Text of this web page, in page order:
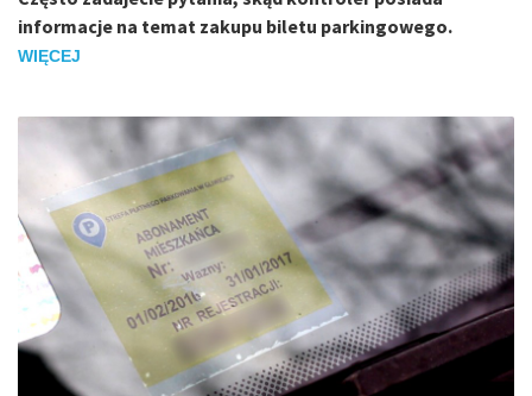
informacje na temat zakupu biletu parkingowego.
WIĘCEJ